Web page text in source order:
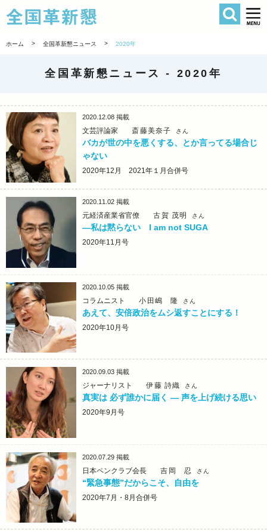
全国革新懇
検索
ホーム > 全国革新懇ニュース > 2020年
全国革新懇ニュース - 2020年
2020.12.08 掲載
文芸評論家 斎藤美奈子 さん
バカが世の中を悪くする、とか言ってる場合じ
ゃない
2020年12月 2021年１月合併号
2020.11.02 掲載
元経済産業省官僚 古賀 茂明 さん
―私は黙らない I am not SUGA
2020年11月号
2020.10.05 掲載
コラムニスト 小田嶋 隆 さん
あえて、安倍政治をムシ返すことにする！
2020年10月号
2020.09.03 掲載
ジャーナリスト 伊藤 詩織 さん
真実は 必ず誰かに届く ― 声を上げ続ける思い
2020年9月号
2020.07.29 掲載
日本ペンクラブ会長 吉岡 忍 さん
“緊急事態”だからこそ、自由を
2020年7月・8月合併号